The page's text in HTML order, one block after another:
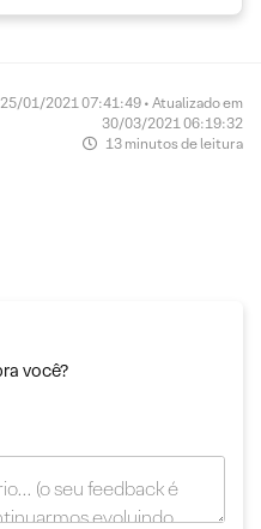
25/01/2021 07:41:49 • Atualizado em
30/03/2021 06:19:32
13 minutos de leitura
você?